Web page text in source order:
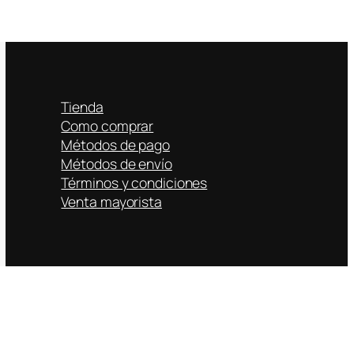
Tienda
Como comprar
Métodos de pago
Métodos de envío
Términos y condiciones
Venta mayorista